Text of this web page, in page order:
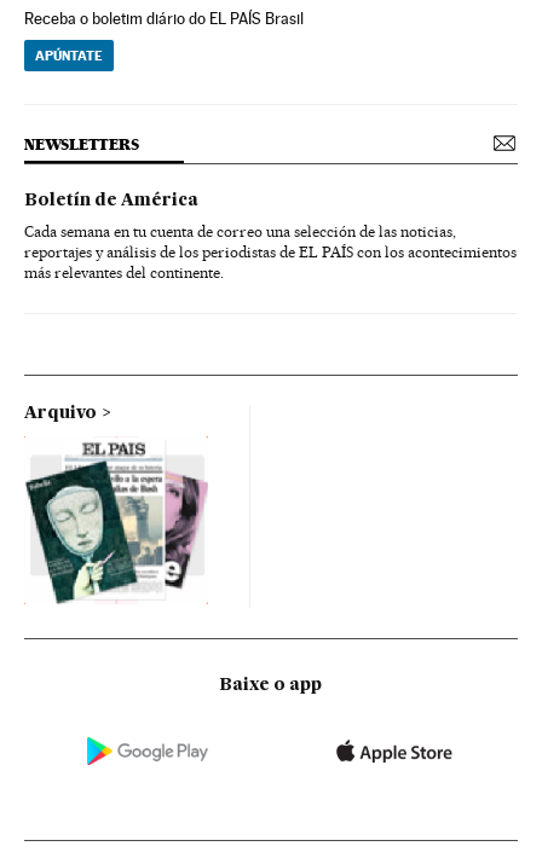
Receba o boletim diário do EL PAÍS Brasil
APÚNTATE
NEWSLETTERS
Boletín de América
Cada semana en tu cuenta de correo una selección de las noticias,
reportajes y análisis de los periodistas de EL PAÍS con los acontecimientos
más relevantes del continente.
Arquivo
Baixe o app